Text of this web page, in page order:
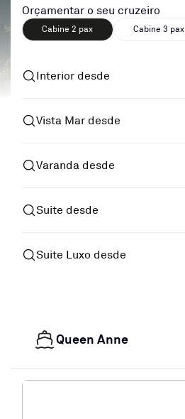
Orçamentar o seu cruzeiro
Cabine 2 pax Cabine 3 pax
Interior desde
Vista Mar desde
Varanda desde
Suite desde
Suite Luxo desde
Queen Anne